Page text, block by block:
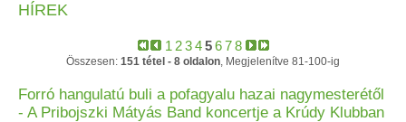
HÍREK
1 2 3 4 5 6 7 8
Összesen: 151 tétel - 8 oldalon, Megjelenítve 81-100-ig
Forró hangulatú buli a pofagyalu hazai nagymesterétől
- A Pribojszki Mátyás Band koncertje a Krúdy Klubban